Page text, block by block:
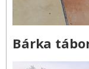
Bárka